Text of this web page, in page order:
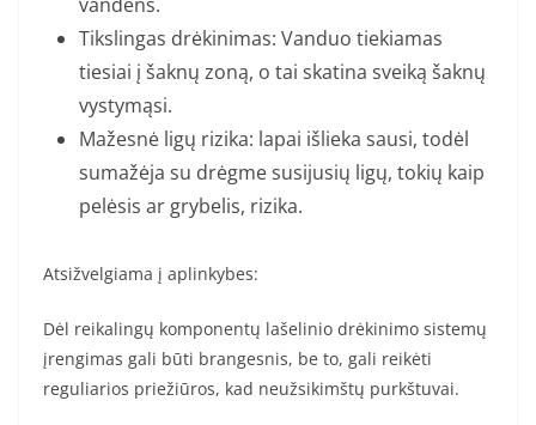
Tikslingas drėkinimas: Vanduo tiekiamas
tiesiai į šaknų zoną, o tai skatina sveiką šaknų
vystymąsi.
Mažesnė ligų rizika: lapai išlieka sausi, todėl
sumažėja su drėgme susijusių ligų, tokių kaip
pelėsis ar grybelis, rizika.
Atsižvelgiama į aplinkybes:
Dėl reikalingų komponentų lašelinio drėkinimo sistemų
įrengimas gali būti brangesnis, be to, gali reikėti
reguliarios priežiūros, kad neužsikimštų purkštuvai.